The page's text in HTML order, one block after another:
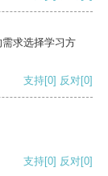
求选择学习方
支持[0] 反对[0]
支持[0] 反对[0]